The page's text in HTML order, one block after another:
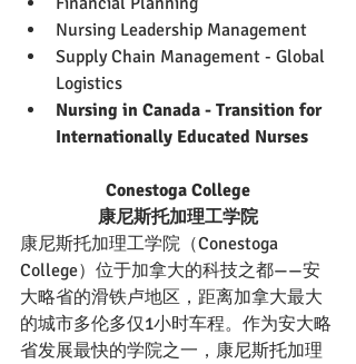
Nursing Leadership Management
Supply Chain Management - Global
Logistics
Nursing in Canada - Transition for
Internationally Educated Nurses
Conestoga College
康尼斯托加理工学院
康尼斯托加理工学院（Conestoga
College）位于加拿大的科技之都——安
大略省的滑铁卢地区，距离加拿大最大
的城市多伦多仅1小时车程。作为安大略
省发展最快的学院之一，康尼斯托加理